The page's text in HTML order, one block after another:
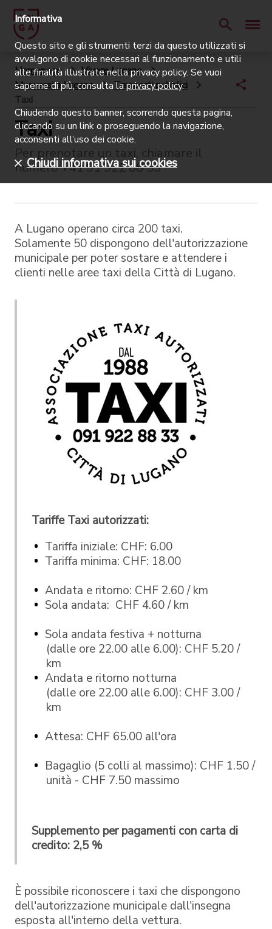
Homepage
Vivere Lugano
Muoversi a Lugano
Trasporti pubblici
Taxi
Taxi
Per prenotare un taxi, chiamare il
numero +41 91 922 88 33
A Lugano operano circa 200 taxi.
Solamente 50 dispongono dell'autorizzazione
municipale per poter sostare e attendere i
clienti nelle aree taxi della Città di Lugano.
Tariffe Taxi autorizzati:
Tariffa iniziale: CHF: 6.00
Tariffa minima: CHF: 18.00
Andata e ritorno: CHF 2.60 / km
Sola andata: CHF 4.60 / km
Sola andata festiva + notturna
(dalle ore 22.00 alle 6.00): CHF 5.20 /
km
Andata e ritorno notturna
(dalle ore 22.00 alle 6.00): CHF 3.00 /
km
Attesa: CHF 65.00 all'ora
Bagaglio (5 colli al massimo): CHF 1.50 /
unità - CHF 7.50 massimo
Supplemento per pagamenti con carta di
credito: 2,5 %
È possibile riconoscere i taxi che dispongono
dell'autorizzazione municipale dall'insegna
esposta all'interno della vettura.
Informativa
Questo sito e gli strumenti terzi da questo utilizzati si
avvalgono di cookie necessari al funzionamento e utili
alle finalità illustrate nella privacy policy. Se vuoi
saperne di più, consulta laprivacy policy.
Chiudendo questo banner, scorrendo questa pagina,
cliccando su un link o proseguendo la navigazione,
acconsenti all’uso dei cookie.
Chiudi informativa sui cookies